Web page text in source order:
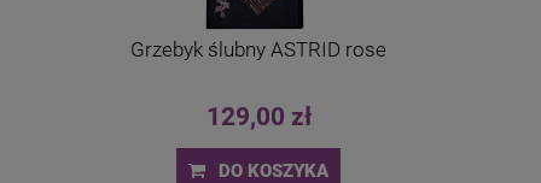
Grzebyk ślubny ASTRID rose
129,00 zł
DO KOSZYKA